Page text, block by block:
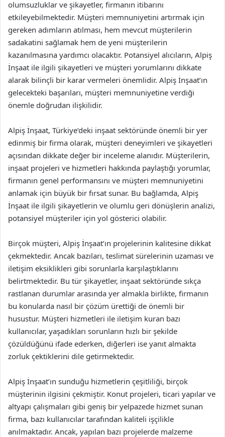
olumsuzluklar ve şikayetler, firmanın itibarını
etkileyebilmektedir. Müşteri memnuniyetini artırmak için
gereken adımların atılması, hem mevcut müşterilerin
sadakatini sağlamak hem de yeni müşterilerin
kazanılmasına yardımcı olacaktır. Potansiyel alıcıların, Alpiş
İnşaat ile ilgili şikayetleri ve müşteri yorumlarını dikkate
alarak bilinçli bir karar vermeleri önemlidir. Alpiş İnşaat’ın
gelecekteki başarıları, müşteri memnuniyetine verdiği
önemle doğrudan ilişkilidir.
Alpiş İnşaat, Türkiye’deki inşaat sektöründe önemli bir yer
edinmiş bir firma olarak, müşteri deneyimleri ve şikayetleri
açısından dikkate değer bir inceleme alanıdır. Müşterilerin,
inşaat projeleri ve hizmetleri hakkında paylaştığı yorumlar,
firmanın genel performansını ve müşteri memnuniyetini
anlamak için büyük bir fırsat sunar. Bu bağlamda, Alpiş
İnşaat ile ilgili şikayetlerin ve olumlu geri dönüşlerin analizi,
potansiyel müşteriler için yol gösterici olabilir.
Birçok müşteri, Alpiş İnşaat’ın projelerinin kalitesine dikkat
çekmektedir. Ancak bazıları, teslimat sürelerinin uzaması ve
iletişim eksiklikleri gibi sorunlarla karşılaştıklarını
belirtmektedir. Bu tür şikayetler, inşaat sektöründe sıkça
rastlanan durumlar arasında yer almakla birlikte, firmanın
bu konularda nasıl bir çözüm ürettiği de önemli bir
husustur. Müşteri hizmetleri ile iletişim kuran bazı
kullanıcılar, yaşadıkları sorunların hızlı bir şekilde
çözüldüğünü ifade ederken, diğerleri ise yanıt almakta
zorluk çektiklerini dile getirmektedir.
Alpiş İnşaat’ın sunduğu hizmetlerin çeşitliliği, birçok
müşterinin ilgisini çekmiştir. Konut projeleri, ticari yapılar ve
altyapı çalışmaları gibi geniş bir yelpazede hizmet sunan
firma, bazı kullanıcılar tarafından kaliteli işçilikle
anılmaktadır. Ancak, yapılan bazı projelerde malzeme